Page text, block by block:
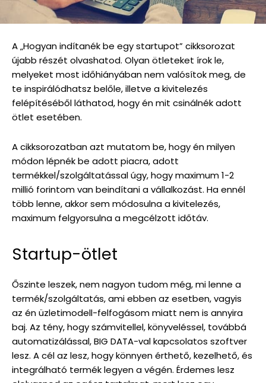
A „Hogyan indítanék be egy startupot” cikksorozat
újabb részét olvashatod. Olyan ötleteket írok le,
melyeket most időhiányában nem valósítok meg, de
te inspirálódhatsz belőle, illetve a kivitelezés
felépítéséből láthatod, hogy én mit csinálnék adott
ötlet esetében.
A cikksorozatban azt mutatom be, hogy én milyen
módon lépnék be adott piacra, adott
termékkel/szolgáltatással úgy, hogy maximum 1-2
millió forintom van beindítani a vállalkozást. Ha ennél
több lenne, akkor sem módosulna a kivitelezés,
maximum felgyorsulna a megcélzott időtáv.
Startup-ötlet
Őszinte leszek, nem nagyon tudom még, mi lenne a
termék/szolgáltatás, ami ebben az esetben, vagyis
az én üzletimodell-felfogásom miatt nem is annyira
baj. Az tény, hogy számvitellel, könyveléssel, továbbá
automatizálással, BIG DATA-val kapcsolatos szoftver
lesz. A cél az lesz, hogy könnyen érthető, kezelhető, és
integrálható termék legyen a végén. Érdemes lesz